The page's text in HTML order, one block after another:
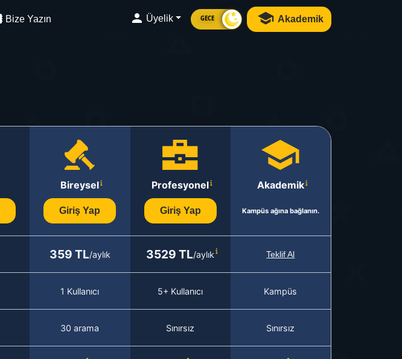
Bize Yazın Üyelik GECE Akademik
Bireysel
Giriş Yap
Profesyonel
Giriş Yap
Akademik
Kampüs ağına bağlanın.
359 TL/aylık 3529 TL/aylık Teklif Al
1 Kullanıcı 5+ Kullanıcı Kampüs
30 arama Sınırsız Sınırsız